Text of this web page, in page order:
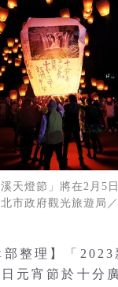
天燈節」將在2月5
市政府觀光旅遊局
部整理】「2023
元宵節於十分